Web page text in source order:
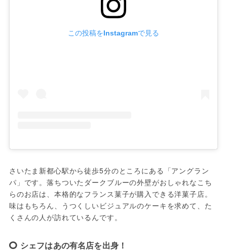
この投稿をInstagramで見る
さいたま新都心駅から徒歩5分のところにある「アングラン
パ」です。落ちついたダークブルーの外壁がおしゃれなこち
らのお店は、本格的なフランス菓子が購入できる洋菓子店。
味はもちろん、うつくしいビジュアルのケーキを求めて、た
くさんの人が訪れているんです。
シェフはあの有名店を出身！